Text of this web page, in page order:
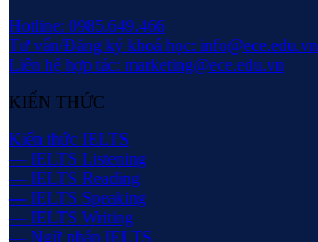
Hotline: 0985.649.466
Tư vấn/Đăng ký khoá học: info@ece.edu.vn
Liên hệ hợp tác: marketing@ece.edu.vn
KIẾN THỨC
Kiến thức IELTS
— IELTS Listening
— IELTS Reading
— IELTS Speaking
— IELTS Writing
— Ngữ pháp IELTS